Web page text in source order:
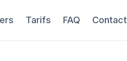
Tarifs FAQ Contact